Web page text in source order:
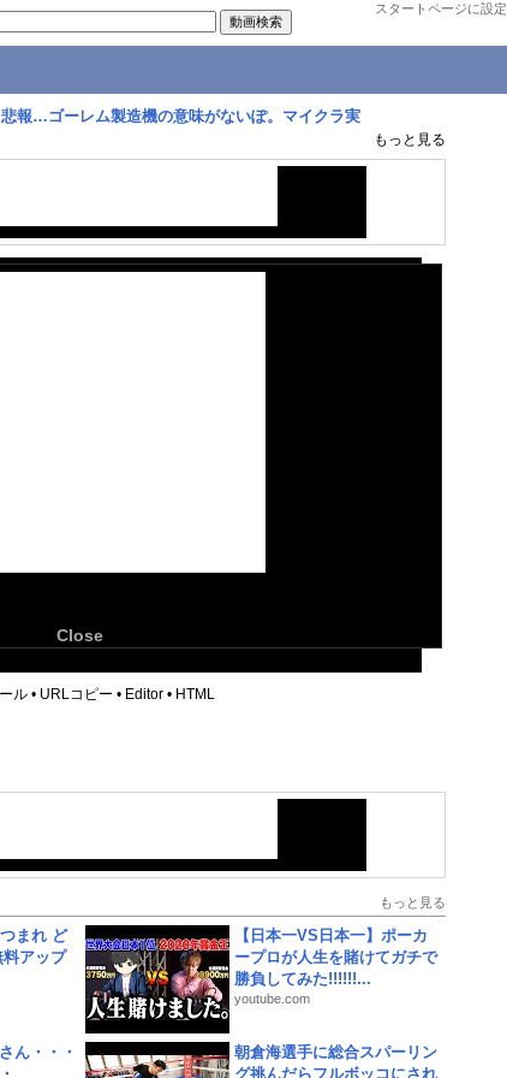
スタートページに設定
悲報…ゴーレム製造機の意味がないぽ。マイクラ実
もっと見る
Close
ル • URLコピー • Editor • HTML
もっと見る
まれ ど
料アップ
【日本一VS日本一】ポーカ
ープロが人生を賭けてガチで
勝負してみた!!!!!!...
youtube.com
ん・・・
朝倉海選手に総合スパーリン
グ挑んだらフルボッコにされ